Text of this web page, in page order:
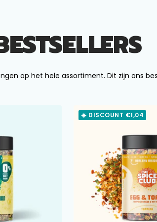
op het hele assortiment. Dit zijn ons
☀️ DISCOUNT €1,04